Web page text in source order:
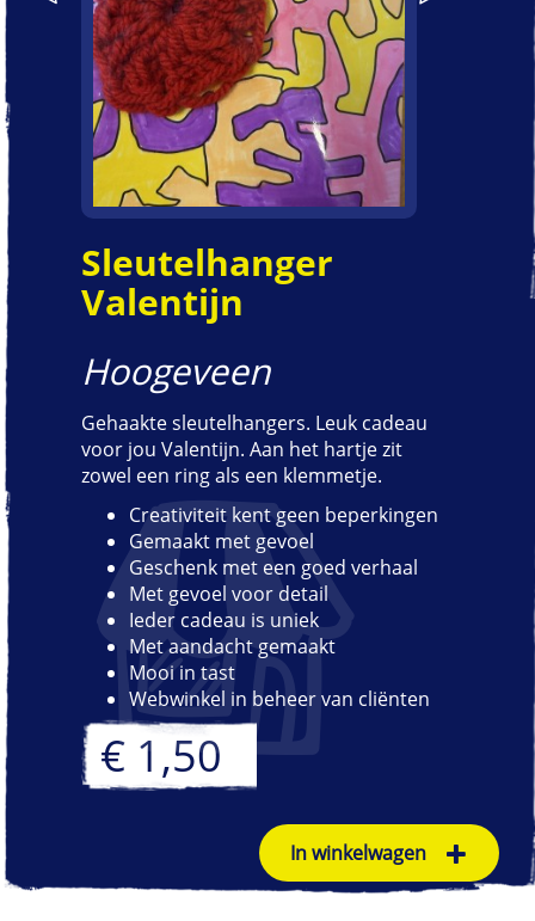
Sleutelhanger
Valentijn
Hoogeveen
Gehaakte sleutelhangers. Leuk cadeau
voor jou Valentijn. Aan het hartje zit
zowel een ring als een klemmetje.
Creativiteit kent geen beperkingen
Gemaakt met gevoel
Geschenk met een goed verhaal
Met gevoel voor detail
Ieder cadeau is uniek
Met aandacht gemaakt
Mooi in tast
Webwinkel in beheer van cliënten
€ 1,50
In winkelwagen